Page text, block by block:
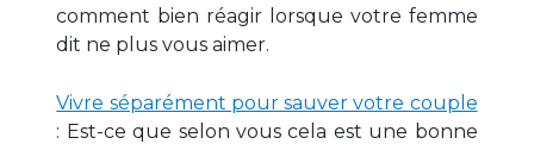
comment bien réagir lorsque votre femme
dit ne plus vous aimer.
Vivre séparément pour sauver votre couple
: Est-ce que selon vous cela est une bonne